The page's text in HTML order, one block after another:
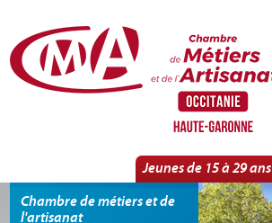
Jeunes de 15 à 29 ans
Chambre de métiers et de
l'artisanat